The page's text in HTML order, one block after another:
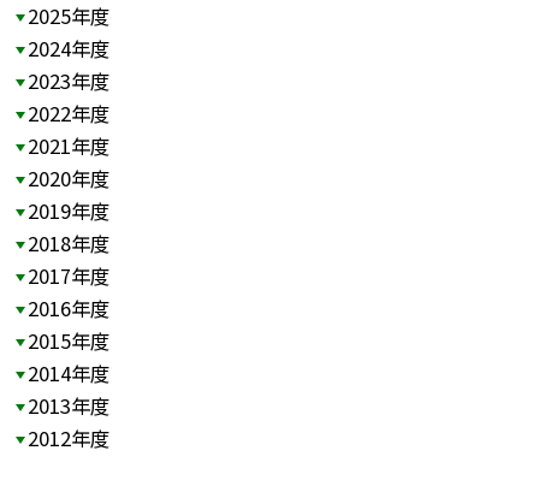
2025年度
2024年度
2023年度
2022年度
2021年度
2020年度
2019年度
2018年度
2017年度
2016年度
2015年度
2014年度
2013年度
2012年度